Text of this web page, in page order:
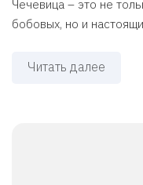
Чечевица – это не
бобовых, но и
Читать далее